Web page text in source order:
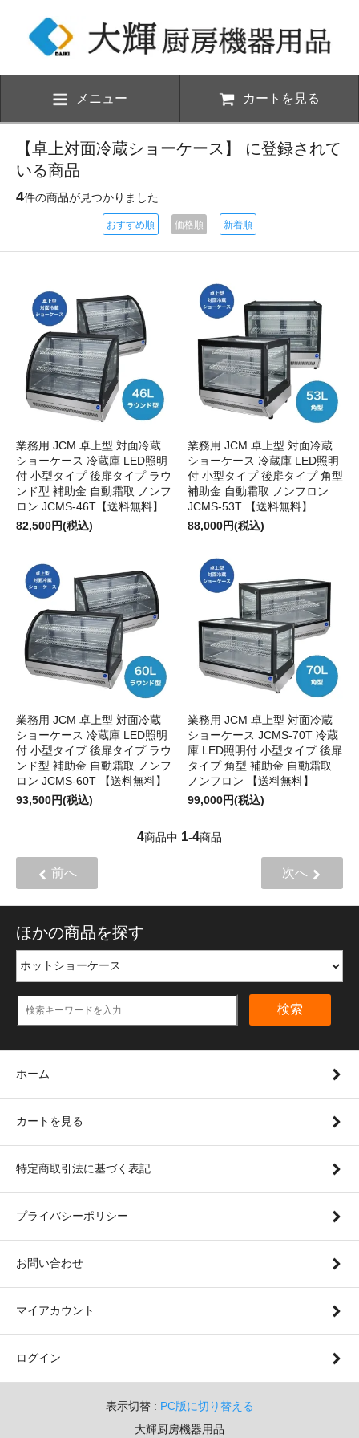
メニュー カートを見る
【卓上対面冷蔵ショーケース】 に登録されて
いる商品
4件の商品が見つかりました
おすすめ順 価格順 新着順
業務用 JCM 卓上型 対面冷蔵
ショーケース 冷蔵庫 LED照明
付 小型タイプ 後扉タイプ ラウ
ンド型 補助金 自動霜取 ノンフ
ロン JCMS-46T【送料無料】
82,500円(税込)
業務用 JCM 卓上型 対面冷蔵
ショーケース 冷蔵庫 LED照明
付 小型タイプ 後扉タイプ 角型
補助金 自動霜取 ノンフロン
JCMS-53T 【送料無料】
88,000円(税込)
業務用 JCM 卓上型 対面冷蔵
ショーケース 冷蔵庫 LED照明
付 小型タイプ 後扉タイプ ラウ
ンド型 補助金 自動霜取 ノンフ
ロン JCMS-60T 【送料無料】
93,500円(税込)
業務用 JCM 卓上型 対面冷蔵
ショーケース JCMS-70T 冷蔵
庫 LED照明付 小型タイプ 後扉
タイプ 角型 補助金 自動霜取
ノンフロン 【送料無料】
99,000円(税込)
4商品中 1-4商品
前へ 次へ
ほかの商品を探す
検索
ホーム
カートを見る
特定商取引法に基づく表記
プライバシーポリシー
お問い合わせ
マイアカウント
ログイン
表示切替 : PC版に切り替える
大輝厨房機器用品